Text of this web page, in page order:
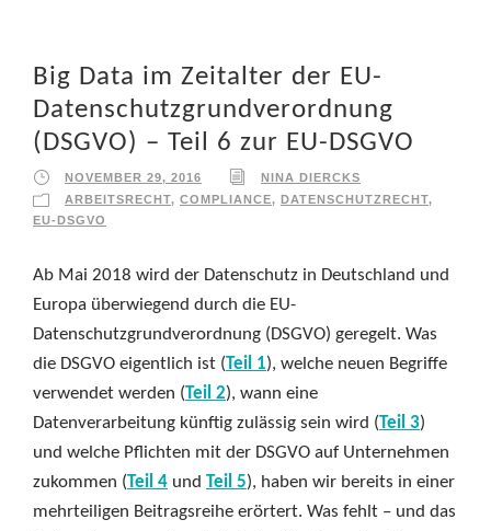
Big Data im Zeitalter der EU-
Datenschutzgrundverordnung
(DSGVO) – Teil 6 zur EU-DSGVO
NOVEMBER 29, 2016
NINA DIERCKS
ARBEITSRECHT, COMPLIANCE, DATENSCHUTZRECHT,
EU-DSGVO
Ab Mai 2018 wird der Datenschutz in Deutschland und
Europa überwiegend durch die EU-
Datenschutzgrundverordnung (DSGVO) geregelt. Was
die DSGVO eigentlich ist (Teil 1), welche neuen Begriffe
verwendet werden (Teil 2), wann eine
Datenverarbeitung künftig zulässig sein wird (Teil 3)
und welche Pflichten mit der DSGVO auf Unternehmen
zukommen (Teil 4 und Teil 5), haben wir bereits in einer
mehrteiligen Beitragsreihe erörtert. Was fehlt – und das